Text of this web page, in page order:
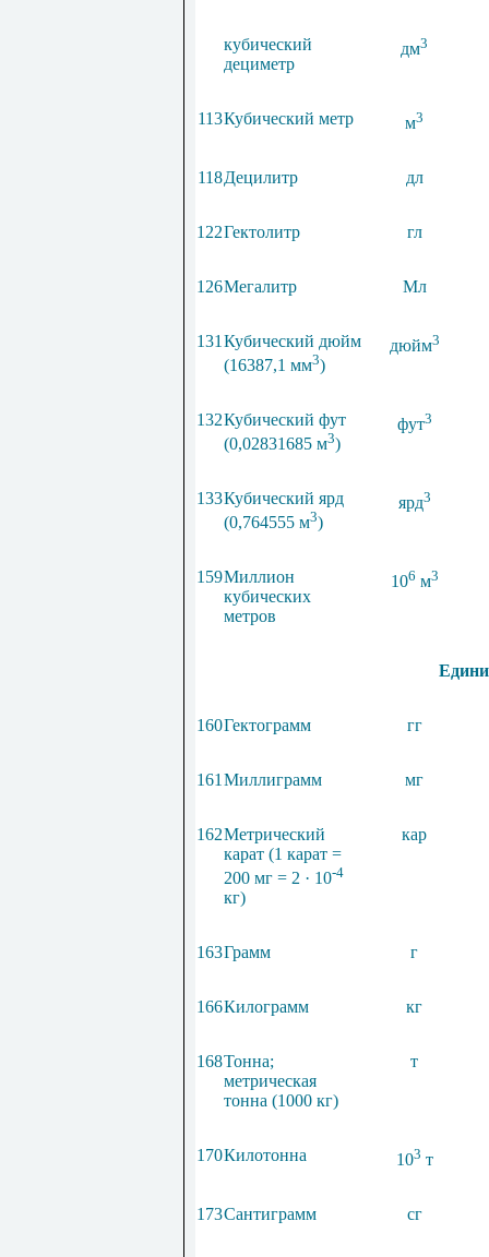
кубический
дециметр
дм3
113Кубический метр м3
118Децилитр дл
122Гектолитр гл
126Мегалитр Мл
131 Кубический дюйм
(16387,1 мм3)
дюйм3
132Кубический фут
(0,02831685 м3)
фут3
133Кубический ярд
(0,764555 м3)
ярд3
159Миллион
кубических
метров
106 м3
160Гектограмм гг
161 Миллиграмм мг
162Метрический
карат (1 карат =
200 мг = 2 · 10-4
кг)
кар
163Грамм г
166Килограмм кг
168Тонна;
метрическая
тонна (1000 кг)
т
170Килотонна 103 т
173Сантиграмм сг